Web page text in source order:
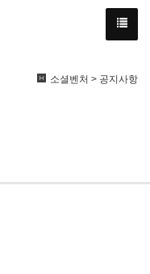
소셜벤처 > 공지사항